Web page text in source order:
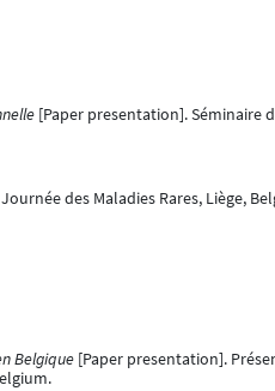
[Paper presentation]. Séminaire
des Maladies Rares, Liège,
Belgique[Paper presentation].